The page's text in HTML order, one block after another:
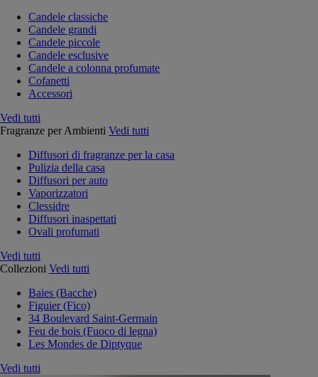
Candele classiche
Candele grandi
Candele piccole
Candele esclusive
Candele a colonna profumate
Cofanetti
Accessori
Vedi tutti
Fragranze per Ambienti Vedi tutti
Diffusori di fragranze per la casa
Pulizia della casa
Diffusori per auto
Vaporizzatori
Clessidre
Diffusori inaspettati
Ovali profumati
Vedi tutti
Collezioni Vedi tutti
Baies (Bacche)
Figuier (Fico)
34 Boulevard Saint-Germain
Feu de bois (Fuoco di legna)
Les Mondes de Diptyque
Vedi tutti